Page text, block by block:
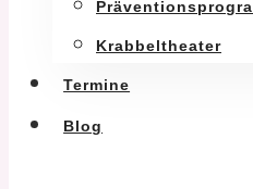
Krabbeltheater
Termine
Blog